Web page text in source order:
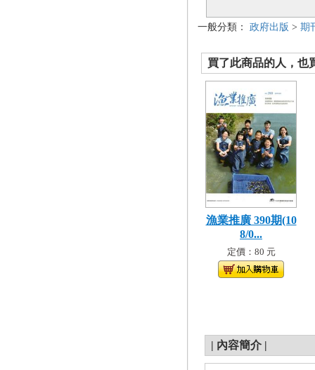
一般分類： 政府出版 > 期
買了此商品的人，也
漁業推廣 390期(10
8/0...
定價：80 元
| 內容簡介 |